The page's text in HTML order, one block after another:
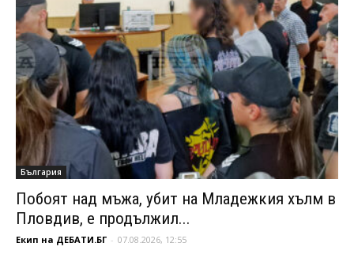
България
Побоят над мъжа, убит на Младежкия хълм в
Пловдив, е продължил...
Екип на ДЕБАТИ.БГ - 07.08.2026, 12:55